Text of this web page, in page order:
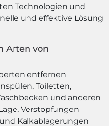
Technologien und
und effektive Lösung
Arten von
entfernen
Toiletten,
und anderen
Verstopfungen
Kalkablagerungen